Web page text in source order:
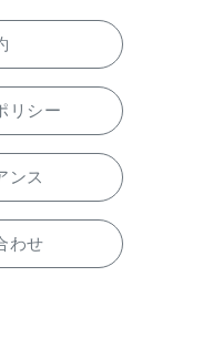
リシー
ンス
わせ